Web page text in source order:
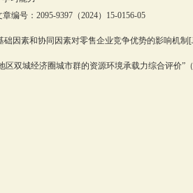
2095-9397（2024）15-0156-05
因素和协同因素对零售企业竞争优势的影响机制
双城经济圈城市群的资源环境承载力综合评价”（